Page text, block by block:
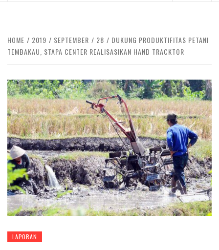
HOME 2019 SEPTEMBER 28
DUKUNG PRODUKTIFITAS PETANI
TEMBAKAU, STAPA CENTER REALISASIKAN HAND TRACKTOR
LAPORAN